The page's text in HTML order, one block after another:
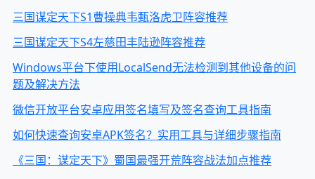
三国谋定天下S1曹操典韦甄洛虎卫阵容推荐
三国谋定天下S4左慈田丰陆逊阵容推荐
Windows平台下使用LocalSend无法检测到其他设备的问
题及解决方法
微信开放平台安卓应用签名填写及签名查询工具指南
如何快速查询安卓APK签名？实用工具与详细步骤指南
《三国：谋定天下》蜀国最强开荒阵容战法加点推荐